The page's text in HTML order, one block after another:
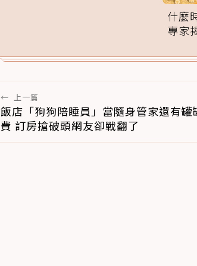
什麼
專家
← 上一篇
飯店「狗狗陪睡員」當隨身管家還有罐
費 訂房搶破頭網友卻戰翻了